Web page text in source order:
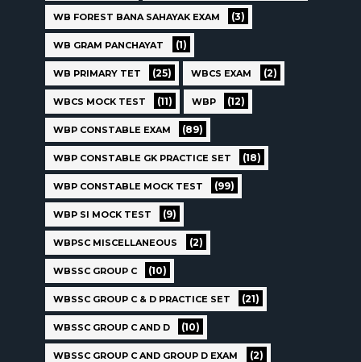
WB FOREST BANA SAHAYAK EXAM (3)
WB GRAM PANCHAYAT (1)
WB PRIMARY TET (25) WBCS EXAM (2)
WBCS MOCK TEST (11) WBP (12)
WBP CONSTABLE EXAM (89)
WBP CONSTABLE GK PRACTICE SET (18)
WBP CONSTABLE MOCK TEST (99)
WBP SI MOCK TEST (9)
WBPSC MISCELLANEOUS (2)
WBSSC GROUP C (10)
WBSSC GROUP C & D PRACTICE SET (21)
WBSSC GROUP C AND D (10)
WBSSC GROUP C AND GROUP D EXAM (2)